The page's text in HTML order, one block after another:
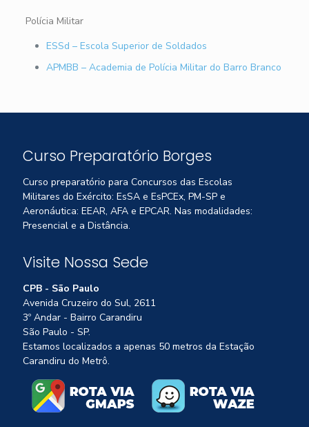
Polícia Militar
ESSd – Escola Superior de Soldados
APMBB – Academia de Polícia Militar do Barro Branco
Curso Preparatório Borges
Curso preparatório para Concursos das Escolas
Militares do Exército: EsSA e EsPCEx, PM-SP e
Aeronáutica: EEAR, AFA e EPCAR. Nas modalidades:
Presencial e a Distância.
Visite Nossa Sede
CPB - São Paulo
Avenida Cruzeiro do Sul, 2611
3º Andar - Bairro Carandiru
São Paulo - SP.
Estamos localizados a apenas 50 metros da Estação
Carandiru do Metrô.